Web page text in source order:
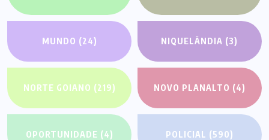
MUNDO (24) NIQUELÂNDIA (3)
NORTE GOIANO (219) NOVO PLANALTO (4)
OPORTUNIDADE (4) POLICIAL (590)